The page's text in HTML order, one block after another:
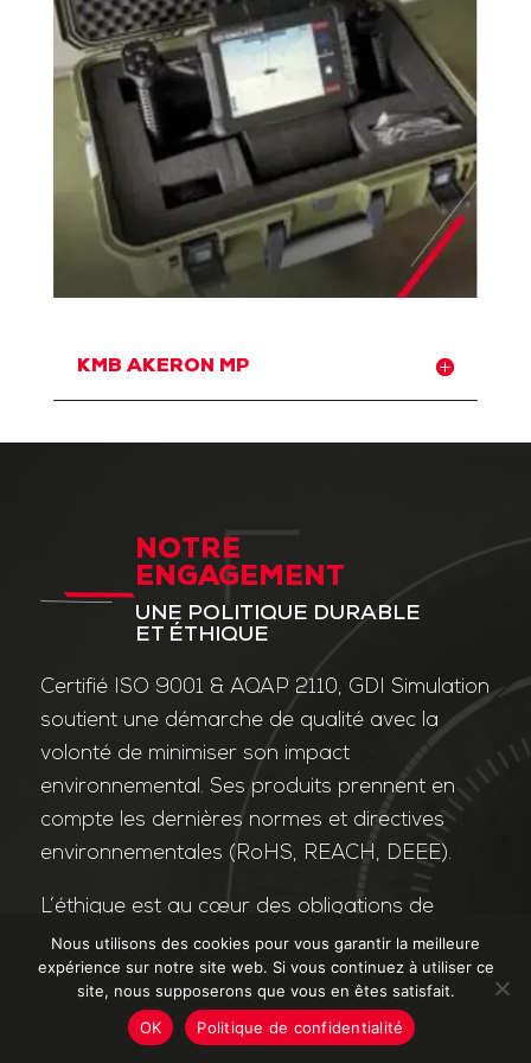
KMB AKERON MP
NOTRE
ENGAGEMENT
UNE POLITIQUE DURABLE
ET ÉTHIQUE
Certifié ISO 9001 & AQAP 2110, GDI Simulation
soutient une démarche de qualité avec la
volonté de minimiser son impact
environnemental. Ses produits prennent en
compte les dernières normes et directives
environnementales (RoHS, REACH, DEEE).
L’éthique est au cœur des obligations de
l’entreprise et de ses valeurs. Nos affaires
sont conduites dans le strict respect des
différentes lois applicables dans le domaine
de la lutte contre la corruption et le trafic
Nous utilisons des cookies pour vous garantir la meilleure
expérience sur notre site web. Si vous continuez à utiliser ce
site, nous supposerons que vous en êtes satisfait.
OK
Politique de confidentialité